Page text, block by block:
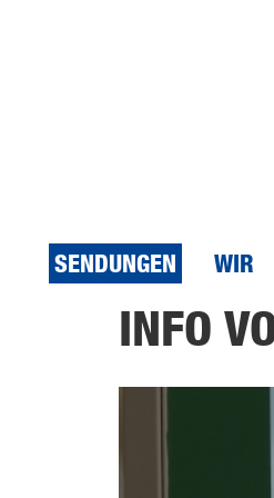
SENDUNGEN WIR
INFO